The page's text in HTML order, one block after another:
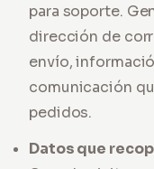
para soporte.
dirección de
envío,
comunicación
pedidos.
Datos que